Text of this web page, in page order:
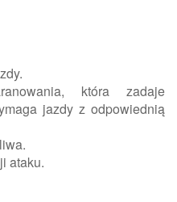
która zadaje
jazdy z odpowiednią
ataku.